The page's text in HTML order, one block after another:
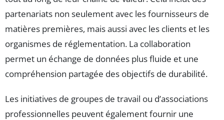
partenariats non seulement avec les fournisseurs de
matières premières, mais aussi avec les clients et les
organismes de réglementation. La collaboration
permet un échange de données plus fluide et une
compréhension partagée des objectifs de durabilité.
Les initiatives de groupes de travail ou d’associations
professionnelles peuvent également fournir une